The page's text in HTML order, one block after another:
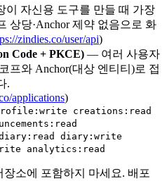
자신용 도구를 만들 때 가장
상당·Anchor 제약 없음으로 화
zindies.co/user/api)
Code + PKCE) — 여러 사용자
프와 Anchor(대상 엔티티)로 접
.
applications)
creations:read
diary:read diary:write
analytics:read
소에 포함하지 마세요. 배포